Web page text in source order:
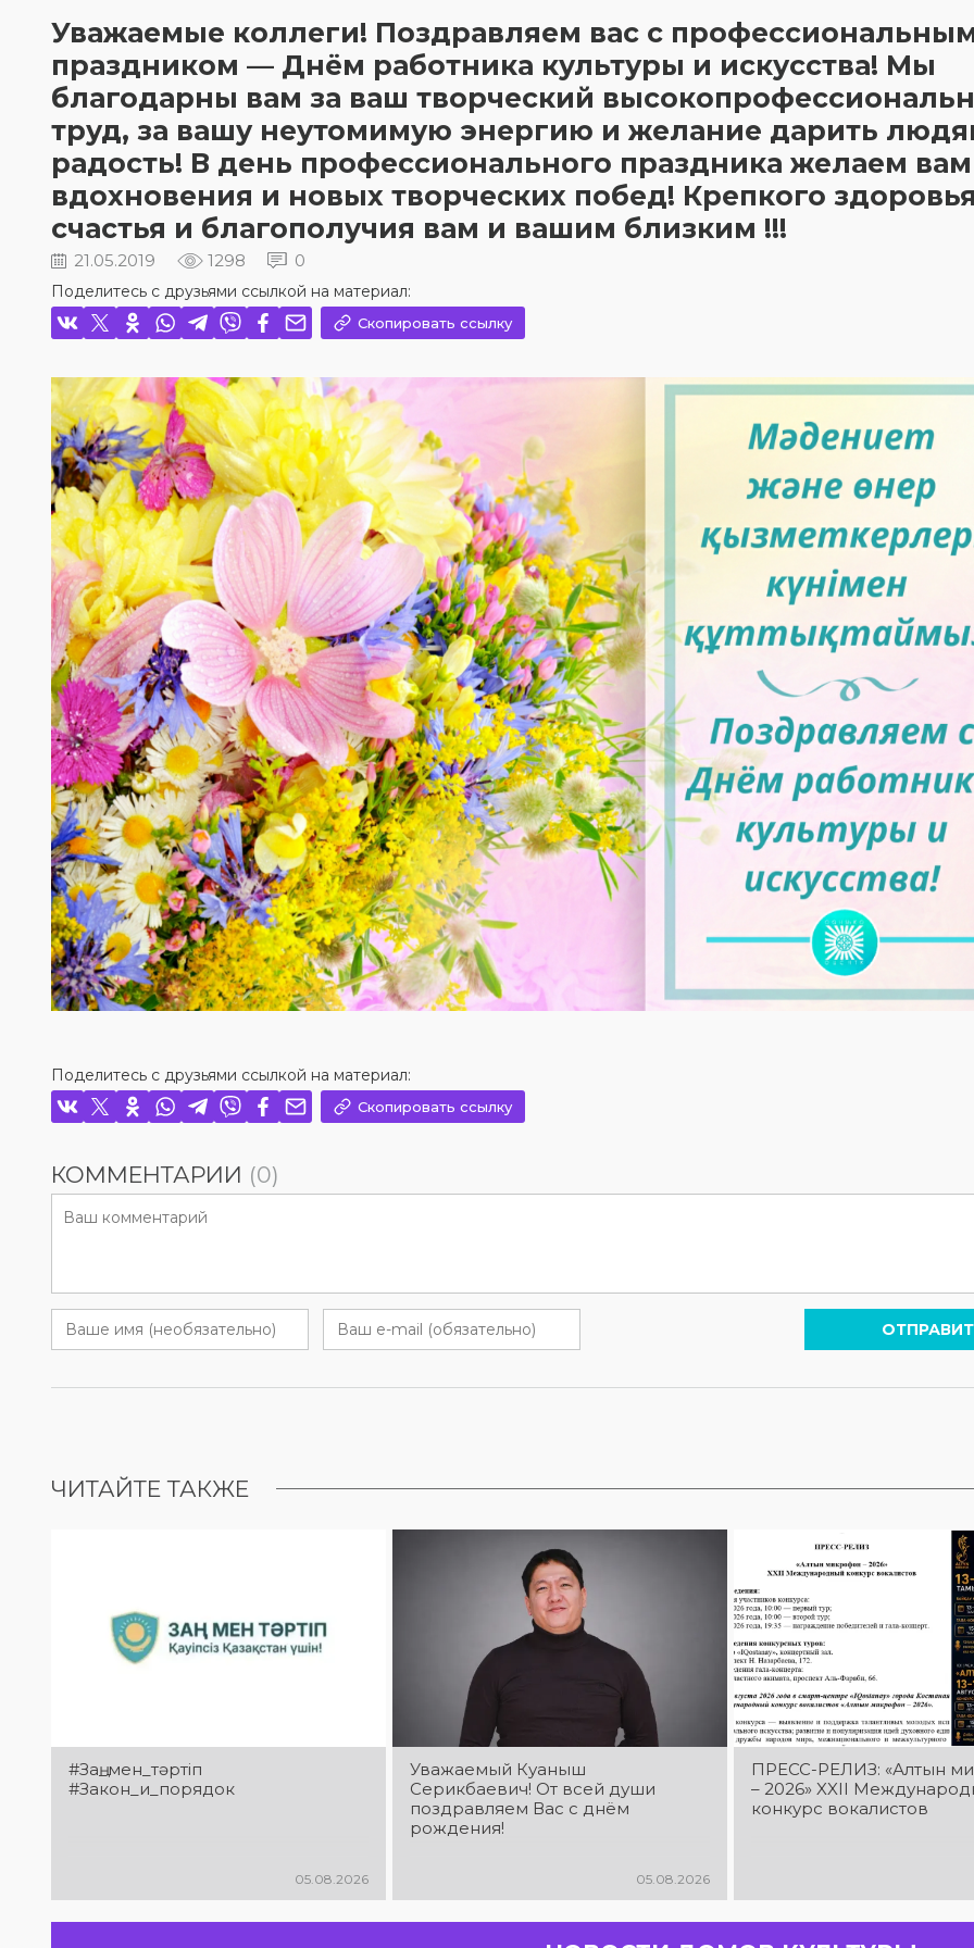
Уважаемые коллеги! Поздравляем вас с
праздником — Днём работника культуры и искусства! Мы
благодарны вам за ваш творческий
труд, за вашу неутомимую энергию и желание дарить
радость! В день профессионального праздника желаем вам
вдохновения и новых творческих побед! Крепкого
счастья и благополучия вам и вашим близким !!!
21.05.2019 1298 0
Поделитесь с друзьями ссылкой на материал:
Скопировать ссылку
Поделитесь с друзьями ссылкой на материал:
Скопировать ссылку
КОММЕНТАРИИ (0)
ЧИТАЙТЕ ТАКЖЕ
#Заң_мен_тәртіп
#Закон_и_порядок
05.08.2026
Уважаемый Куаныш
Серикбаевич! От всей души
поздравляем Вас с днём
рождения!
05.08.2026
ПРЕСС-РЕЛИЗ: «Алтын
– 2026» XXIІ
конкурс вокалистов